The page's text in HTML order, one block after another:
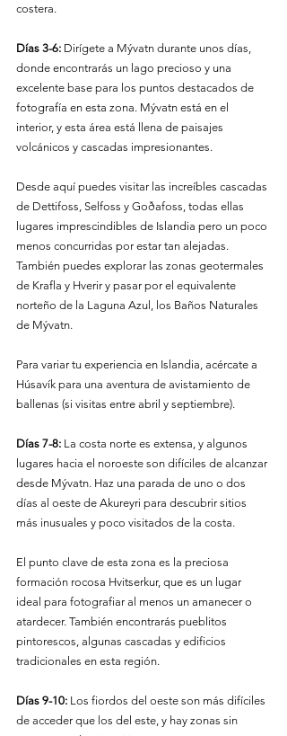
costera.
Días 3-6: Dirígete a Mývatn durante unos días,
donde encontrarás un lago precioso y una
excelente base para los puntos destacados de
fotografía en esta zona. Mývatn está en el
interior, y esta área está llena de paisajes
volcánicos y cascadas impresionantes.
Desde aquí puedes visitar las increíbles cascadas
de Dettifoss, Selfoss y Goðafoss, todas ellas
lugares imprescindibles de Islandia pero un poco
menos concurridas por estar tan alejadas.
También puedes explorar las zonas geotermales
de Krafla y Hverir y pasar por el equivalente
norteño de la Laguna Azul, los Baños Naturales
de Mývatn.
Para variar tu experiencia en Islandia, acércate a
Húsavík para una aventura de avistamiento de
ballenas (si visitas entre abril y septiembre).
Días 7-8: La costa norte es extensa, y algunos
lugares hacia el noroeste son difíciles de alcanzar
desde Mývatn. Haz una parada de uno o dos
días al oeste de Akureyri para descubrir sitios
más inusuales y poco visitados de la costa.
El punto clave de esta zona es la preciosa
formación rocosa Hvitserkur, que es un lugar
ideal para fotografiar al menos un amanecer o
atardecer. También encontrarás pueblitos
pintorescos, algunas cascadas y edificios
tradicionales en esta región.
Días 9-10: Los fiordos del oeste son más difíciles
de acceder que los del este, y hay zonas sin